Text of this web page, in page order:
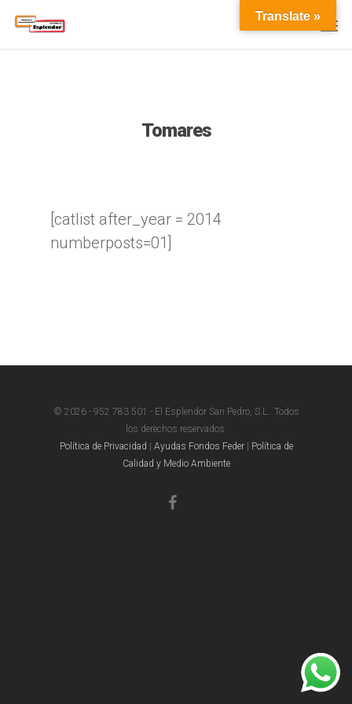
Tomares
[catlist after_year = 2014
numberposts=01]
© 2026 - 952 783 501 - El Esplendor San Pedro, S.L.. Todos
los derechos reservados.
Política de Privacidad
Ayudas Fondos Feder|
Política de
Calidad y Medio Ambiente
Translate »